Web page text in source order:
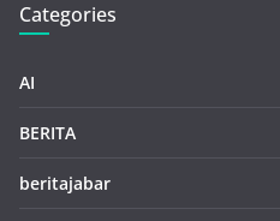
Categories
AI
BERITA
beritajabar